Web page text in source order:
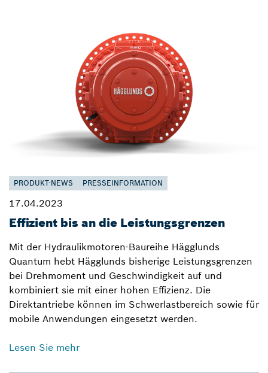
PRODUKT-NEWS PRESSEINFORMATION
17.04.2023
Effizient bis an die Leistungsgrenzen
Mit der Hydraulikmotoren-Baureihe Hägglunds
Quantum hebt Hägglunds bisherige Leistungsgrenzen
bei Drehmoment und Geschwindigkeit auf und
kombiniert sie mit einer hohen Effizienz. Die
Direktantriebe können im Schwerlastbereich sowie für
mobile Anwendungen eingesetzt werden.
Lesen Sie mehr